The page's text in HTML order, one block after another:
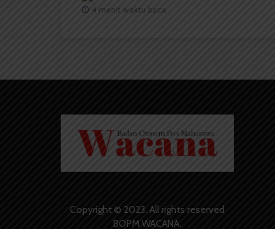
4 menit waktu baca
Copyright © 2023. All rights reserved
BOPM WACANA.